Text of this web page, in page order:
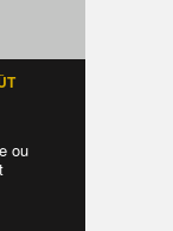
ou